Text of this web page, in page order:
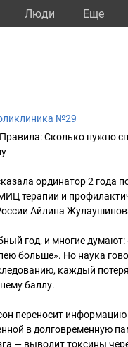
Люди Eще
№29
Сколько нужно
ординатор 2 года
терапии и
Айлина
год, и многие думают:
больше». Но наука
каждый
баллу.
переносит информацию
в долговременную
— выводит токсины